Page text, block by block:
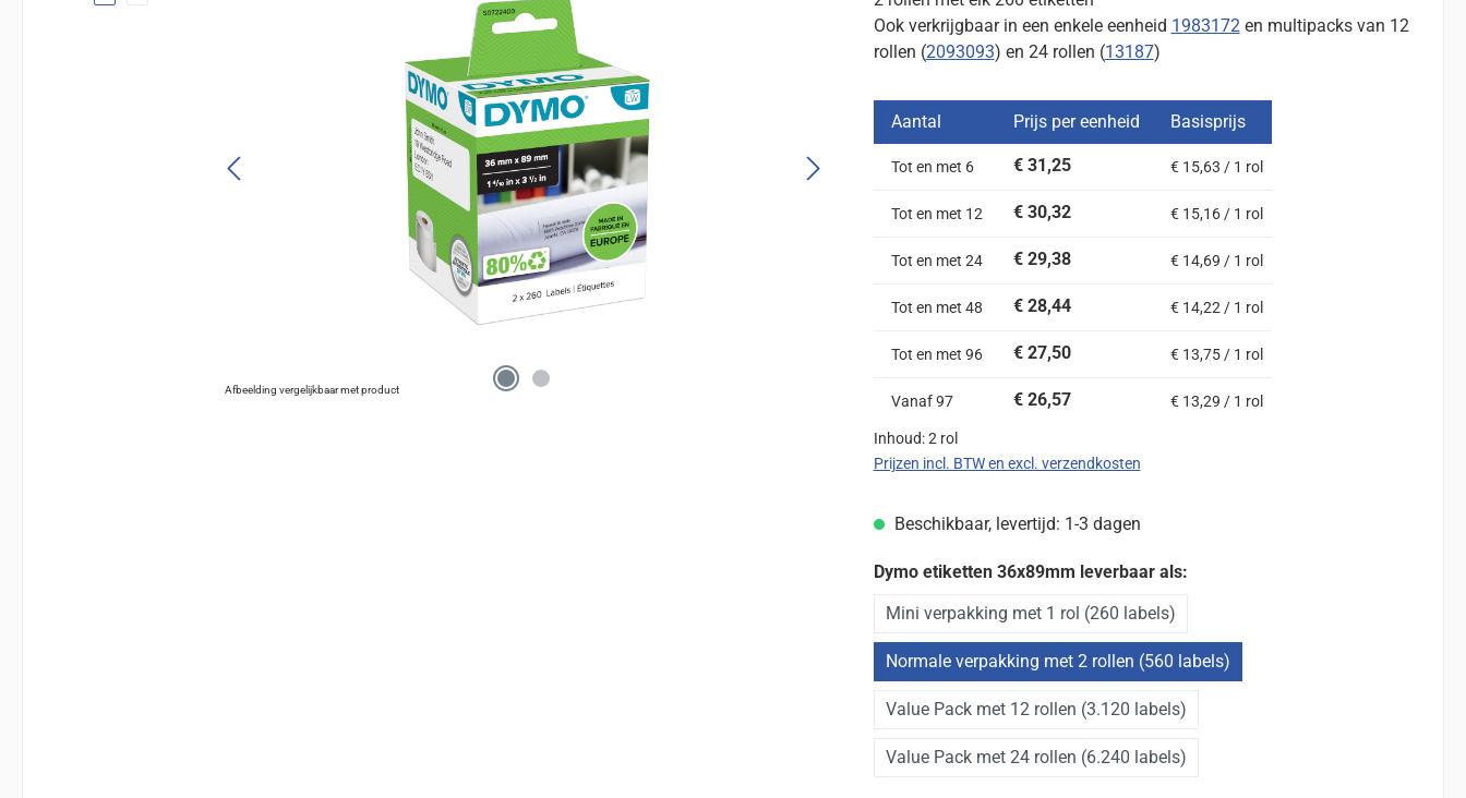
Afbeelding vergelijkbaar met product
Ook verkrijgbaar in een enkele eenheid 1983172en multipacks van 12
rollen (2093093) en 24 rollen (13187)
Aantal Prijs per eenheid Basisprijs
Tot en met 6 € 31,25 € 15,63 / 1 rol
Tot en met 12 € 30,32 € 15,16 / 1 rol
Tot en met 24 € 29,38 € 14,69 / 1 rol
Tot en met 48 € 28,44 € 14,22 / 1 rol
Tot en met 96 € 27,50 € 13,75 / 1 rol
Vanaf97 € 26,57 € 13,29 / 1 rol
Inhoud:2 rol
Prijzen incl. BTW en excl. verzendkosten
Beschikbaar, levertijd: 1-3 dagen
Dymo etiketten 36x89mm leverbaar als:
Mini verpakking met 1 rol (260 labels)
Normale verpakking met 2 rollen (560 labels)
Value Pack met 12 rollen (3.120 labels)
Value Pack met 24 rollen (6.240 labels)